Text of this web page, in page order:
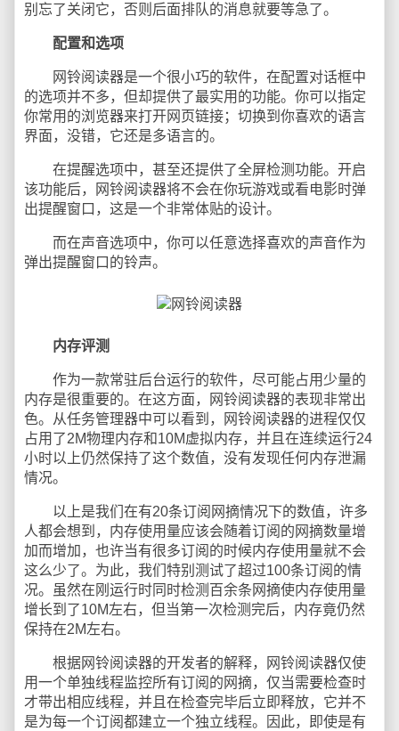
别忘了关闭它，否则后面排队的消息就要等急了。
配置和选项
网铃阅读器是一个很小巧的软件，在配置对话框中
的选项并不多，但却提供了最实用的功能。你可以指定
你常用的浏览器来打开网页链接；切换到你喜欢的语言
界面，没错，它还是多语言的。
在提醒选项中，甚至还提供了全屏检测功能。开启
该功能后，网铃阅读器将不会在你玩游戏或看电影时弹
出提醒窗口，这是一个非常体贴的设计。
而在声音选项中，你可以任意选择喜欢的声音作为
弹出提醒窗口的铃声。
内存评测
作为一款常驻后台运行的软件，尽可能占用少量的
内存是很重要的。在这方面，网铃阅读器的表现非常出
色。从任务管理器中可以看到，网铃阅读器的进程仅仅
占用了2M物理内存和10M虚拟内存，并且在连续运行24
小时以上仍然保持了这个数值，没有发现任何内存泄漏
情况。
以上是我们在有20条订阅网摘情况下的数值，许多
人都会想到，内存使用量应该会随着订阅的网摘数量增
加而增加，也许当有很多订阅的时候内存使用量就不会
这么少了。为此，我们特别测试了超过100条订阅的情
况。虽然在刚运行时同时检测百余条网摘使内存使用量
增长到了10M左右，但当第一次检测完后，内存竟仍然
保持在2M左右。
根据网铃阅读器的开发者的解释，网铃阅读器仅使
用一个单独线程监控所有订阅的网摘，仅当需要检查时
才带出相应线程，并且在检查完毕后立即释放，它并不
是为每一个订阅都建立一个独立线程。因此，即使是有